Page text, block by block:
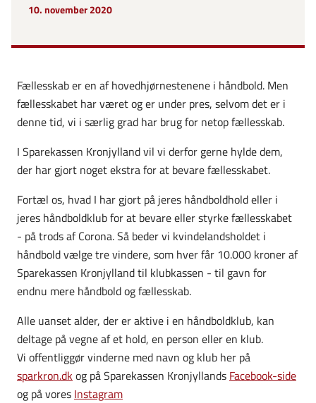
10. november 2020
Fællesskab er en af hovedhjørnestenene i håndbold. Men
fællesskabet har været og er under pres, selvom det er i
denne tid, vi i særlig grad har brug for netop fællesskab.
I Sparekassen Kronjylland vil vi derfor gerne hylde dem,
der har gjort noget ekstra for at bevare fællesskabet.
Fortæl os, hvad I har gjort på jeres håndboldhold eller i
jeres håndboldklub for at bevare eller styrke fællesskabet
- på trods af Corona. Så beder vi kvindelandsholdet i
håndbold vælge tre vindere, som hver får 10.000 kroner af
Sparekassen Kronjylland til klubkassen - til gavn for
endnu mere håndbold og fællesskab.
Alle uanset alder, der er aktive i en håndboldklub, kan
deltage på vegne af et hold, en person eller en klub.
Vi offentliggør vinderne med navn og klub her på
sparkron.dkog på Sparekassen Kronjyllands Facebook-side
og på vores Instagram